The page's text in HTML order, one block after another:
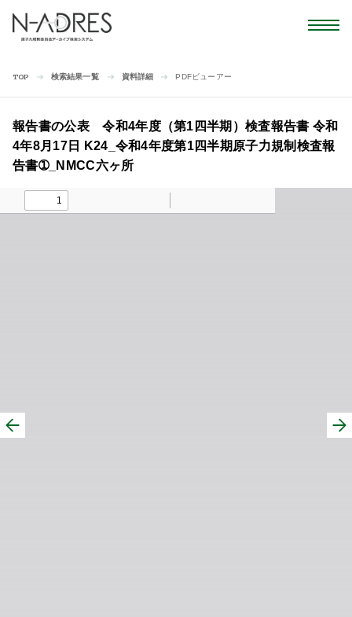
TOP 検索結果一覧 資料詳細 PDFビューアー
報告書の公表 令和4年度（第1四半期）検査報告書 令和
4年8月17日 K24_令和4年度第1四半期原子力規制検査報
告書➀_NMCC六ヶ所